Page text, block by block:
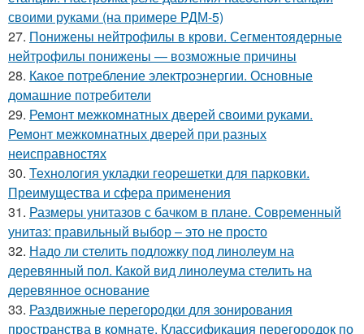
своими руками (на примере РДМ-5)
27. Понижены нейтрофилы в крови. Сегментоядерные
нейтрофилы понижены — возможные причины
28. Какое потребление электроэнергии. Основные
домашние потребители
29. Ремонт межкомнатных дверей своими руками.
Ремонт межкомнатных дверей при разных
неисправностях
30. Технология укладки георешетки для парковки.
Преимущества и сфера применения
31. Размеры унитазов с бачком в плане. Современный
унитаз: правильный выбор – это не просто
32. Надо ли стелить подложку под линолеум на
деревянный пол. Какой вид линолеума стелить на
деревянное основание
33. Раздвижные перегородки для зонирования
пространства в комнате. Классификация перегородок по